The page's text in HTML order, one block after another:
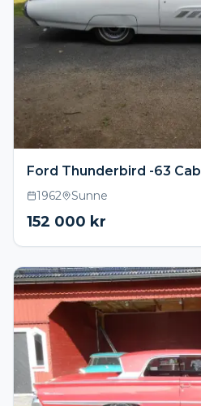
Ford Thunderbird -63 Cab
1962 Sunne
152 000 kr